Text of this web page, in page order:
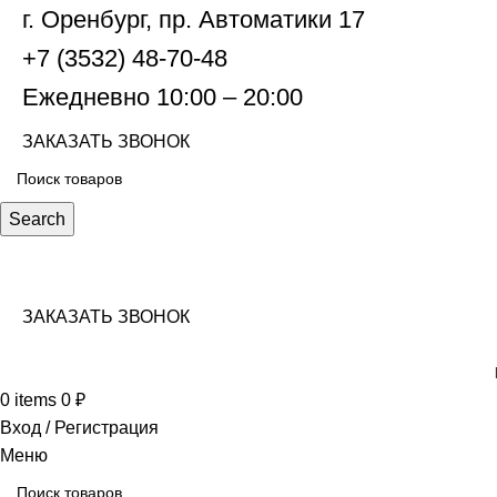
г. Оренбург, пр. Автоматики 17
+7 (3532) 48-70-48
Ежедневно 10:00 – 20:00
ЗАКАЗАТЬ ЗВОНОК
Search
ЗАКАЗАТЬ ЗВОНОК
0 items 0 ₽
Вход / Регистрация
Меню